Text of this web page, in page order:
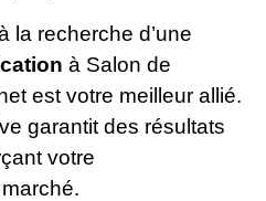
la recherche d’une
à Salon de
est votre meilleur allié.
garantit des résultats
votre